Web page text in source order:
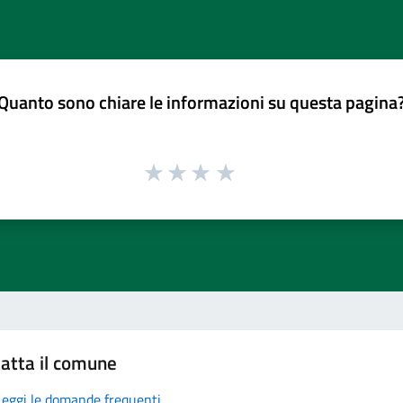
sono chiare le informazioni su questa
il comune